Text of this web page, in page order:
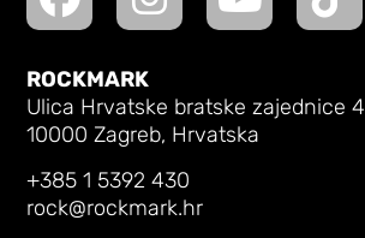
ROCKMARK
Ulica Hrvatske bratske zajednice 4
10000 Zagreb, Hrvatska
+385 1 5392 430
rock@rockmark.hr